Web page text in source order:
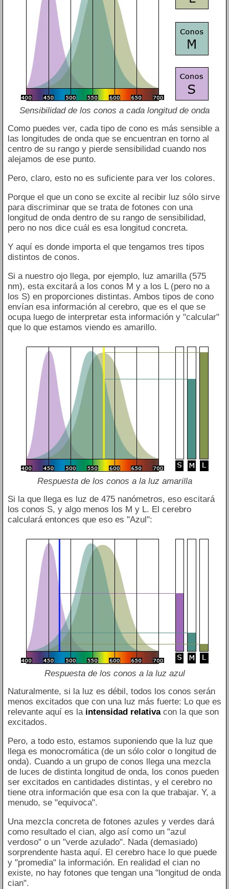
Sensibilidad de los conos a cada longitud de onda
Como puedes ver, cada tipo de cono es más sensible a
las longitudes de onda que se encuentran en torno al
centro de su rango y pierde sensibilidad cuando nos
alejamos de ese punto.
Pero, claro, esto no es suficiente para ver los colores.
Porque el que un cono se excite al recibir luz sólo sirve
para discriminar que se trata de fotones con una
longitud de onda dentro de su rango de sensibilidad,
pero no nos dice cuál es esa longitud concreta.
Y aquí es donde importa el que tengamos tres tipos
distintos de conos.
Si a nuestro ojo llega, por ejemplo, luz amarilla (575
nm), esta excitará a los conos M y a los L (pero no a
los S) en proporciones distintas. Ambos tipos de cono
envían esa información al cerebro, que es el que se
ocupa luego de interpretar esta información y "calcular"
que lo que estamos viendo es amarillo.
Respuesta de los conos a la luz amarilla
Si la que llega es luz de 475 nanómetros, eso escitará
los conos S, y algo menos los M y L. El cerebro
calculará entonces que eso es "Azul":
Respuesta de los conos a la luz azul
Naturalmente, si la luz es débil, todos los conos serán
menos excitados que con una luz más fuerte: Lo que es
relevante aquí es la intensidad relativacon la que son
excitados.
Pero, a todo esto, estamos suponiendo que la luz que
llega es monocromática (de un sólo color o longitud de
onda). Cuando a un grupo de conos llega una mezcla
de luces de distinta longitud de onda, los conos pueden
ser excitados en cantidades distintas, y el cerebro no
tiene otra información que esa con la que trabajar. Y, a
menudo, se "equivoca".
Una mezcla concreta de fotones azules y verdes dará
como resultado el cian, algo así como un "azul
verdoso" o un "verde azulado". Nada (demasiado)
sorprendente hasta aquí. El cerebro hace lo que puede
y "promedia" la información. En realidad el cian no
existe, no hay fotones que tengan una "longitud de onda
cian".